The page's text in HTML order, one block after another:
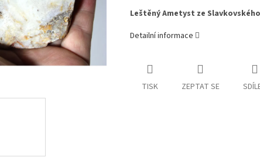
Leštěný Ametyst ze
Detailní informace
TISK ZEPTAT SE